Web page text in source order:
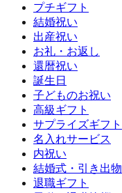
プチギフト
結婚祝い
出産祝い
お礼・お返し
還暦祝い
誕生日
子どものお祝い
高級ギフト
サプライズギフト
名入れサービス
内祝い
結婚式・引き出物
退職ギフト